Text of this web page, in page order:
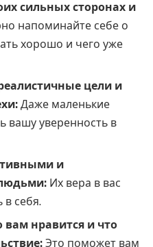
сильных сторонах и
напоминайте себе о
хорошо и чего уже
цели и
Даже маленькие
вашу уверенность в
и
Их вера в вас
себя.
вам нравится и что
Это поможет вам